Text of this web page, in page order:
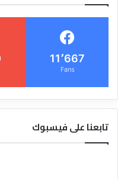
11٬667
Fans
تابعنا على فيسبوك